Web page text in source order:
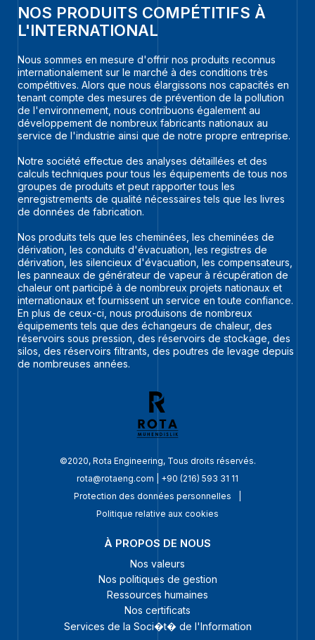
NOS PRODUITS COMPÉTITIFS À
L'INTERNATIONAL
Nous sommes en mesure d'offrir nos produits reconnus
internationalement sur le marché à des conditions très
compétitives. Alors que nous élargissons nos capacités en
tenant compte des mesures de prévention de la pollution
de l'environnement, nous contribuons également au
développement de nombreux fabricants nationaux au
service de l'industrie ainsi que de notre propre entreprise.
Notre société effectue des analyses détaillées et des
calculs techniques pour tous les équipements de tous nos
groupes de produits et peut rapporter tous les
enregistrements de qualité nécessaires tels que les livres
de données de fabrication.
Nos produits tels que les cheminées, les cheminées de
dérivation, les conduits d'évacuation, les registres de
dérivation, les silencieux d'évacuation, les compensateurs,
les panneaux de générateur de vapeur à récupération de
chaleur ont participé à de nombreux projets nationaux et
internationaux et fournissent un service en toute confiance.
En plus de ceux-ci, nous produisons de nombreux
équipements tels que des échangeurs de chaleur, des
réservoirs sous pression, des réservoirs de stockage, des
silos, des réservoirs filtrants, des poutres de levage depuis
de nombreuses années.
©2020, Rota Engineering, Tous droits réservés.
rota@rotaeng.com
+90 (216) 593 31 11
Protection des données personnelles
Politique relative aux cookies
À PROPOS DE NOUS
Nos valeurs
Nos politiques de gestion
Ressources humaines
Nos certificats
Services de la Soci�t� de l'Information